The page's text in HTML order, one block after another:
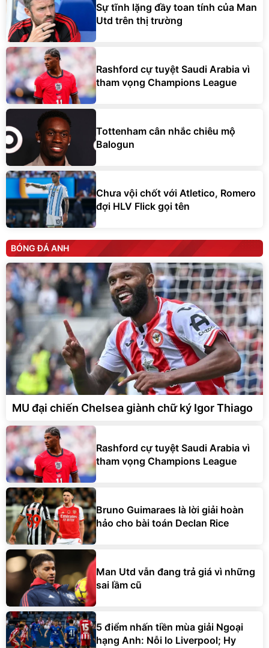
Sự tĩnh lặng đầy toan tính của Man
Utd trên thị trường
Rashford cự tuyệt Saudi Arabia vì
tham vọng Champions League
Tottenham cân nhắc chiêu mộ
Balogun
Chưa vội chốt với Atletico, Romero
đợi HLV Flick gọi tên
BÓNG ĐÁ ANH
MU đại chiến Chelsea giành chữ ký Igor Thiago
Rashford cự tuyệt Saudi Arabia vì
tham vọng Champions League
Bruno Guimaraes là lời giải hoàn
hảo cho bài toán Declan Rice
Man Utd vẫn đang trả giá vì những
sai lầm cũ
5 điểm nhấn tiền mùa giải Ngoại
hạng Anh: Nỗi lo Liverpool; Hy